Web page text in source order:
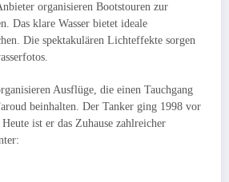
organisieren Bootstouren zur
Das klare Wasser bietet ideale
Die spektakulären Lichteffekte sorgen
Ausflüge, die einen Tauchgang
beinhalten. Der Tanker ging 1998 vor
ist er das Zuhause zahlreicher